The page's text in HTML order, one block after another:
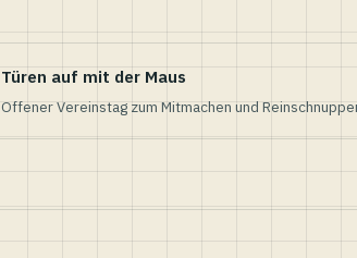
Türen auf mit der Maus
Offener Vereinstag zum Mitmachen und